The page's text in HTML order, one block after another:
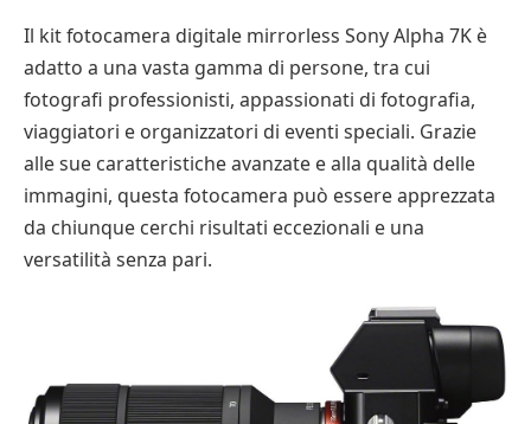
Il kit fotocamera digitale mirrorless Sony Alpha 7K è
adatto a una vasta gamma di persone, tra cui
fotografi professionisti, appassionati di fotografia,
viaggiatori e organizzatori di eventi speciali. Grazie
alle sue caratteristiche avanzate e alla qualità delle
immagini, questa fotocamera può essere apprezzata
da chiunque cerchi risultati eccezionali e una
versatilità senza pari.